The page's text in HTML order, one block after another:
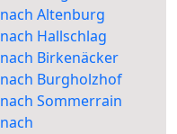
Altenburg
Hallschlag
Birkenäcker
Burgholzhof
Sommerrain